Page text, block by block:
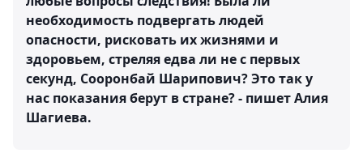
необходимость подвергать людей
опасности, рисковать их жизнями и
здоровьем, стреляя едва ли не с первых
секунд, Сооронбай Шарипович? Это так у
нас показания берут в стране? - пишет Алия
Шагиева.